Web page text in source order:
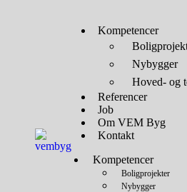
Kompetencer
Nybygger
Hoved- og
Referencer
Job
Om VEM Byg
Kontakt
Kompetencer
Boligprojekter
Nybygger